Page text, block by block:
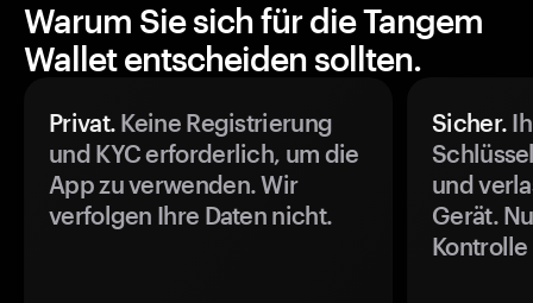
Warum Sie sich für die Tangem
Wallet entscheiden sollten.
Privat. Keine Registrierung
und KYC erforderlich, um die
App zu verwenden. Wir
verfolgen Ihre Daten nicht.
Sicher.
und
Gerät.